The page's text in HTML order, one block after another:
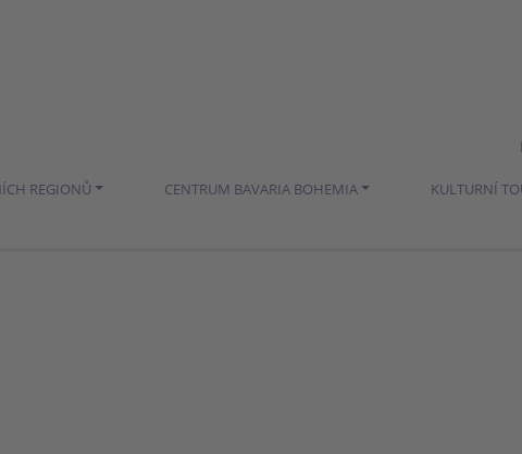
REGIONŮ CENTRUM BAVARIA BOHEMIA KULTURNÍ